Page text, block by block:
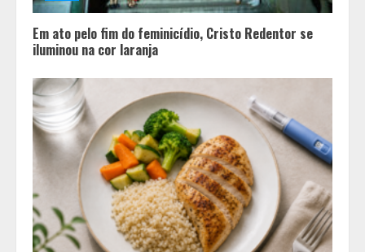
Em ato pelo fim do feminicídio, Cristo Redentor se
iluminou na cor laranja